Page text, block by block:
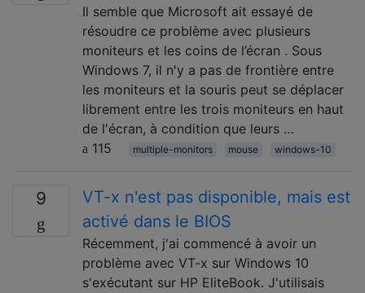
Il semble que Microsoft ait essayé de
résoudre ce problème avec plusieurs
moniteurs et les coins de l’écran . Sous
Windows 7, il n'y a pas de frontière entre
les moniteurs et la souris peut se déplacer
librement entre les trois moniteurs en haut
de l'écran, à condition que leurs …
115
multiple-monitors mouse windows-10
9
VT-x n'est pas disponible, mais est
activé dans le BIOS
Récemment, j'ai commencé à avoir un
problème avec VT-x sur Windows 10
s'exécutant sur HP EliteBook. J'utilisais